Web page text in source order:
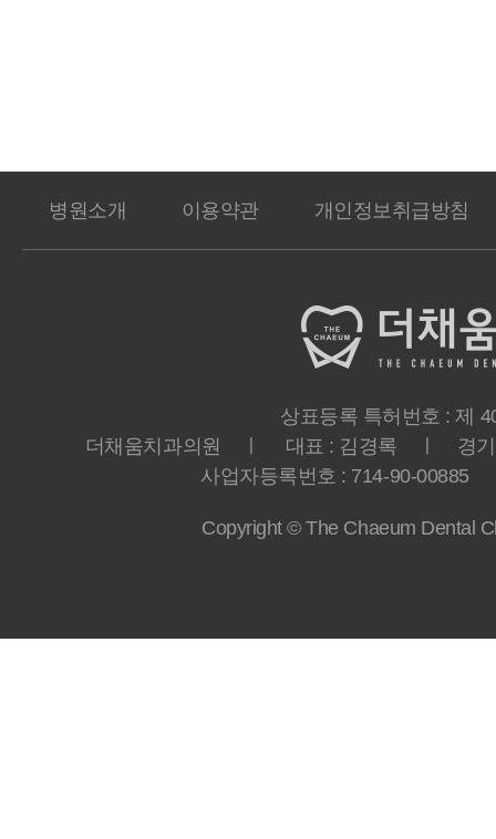
병원소개 이용약관 개인정보취급방침
상표등록 특허번호 : 제
더채움치과의원 ㅣ 대표 : 김경록 ㅣ 경기
사업자등록번호 : 714-90-00885
Copyright © The Chaeum Dental